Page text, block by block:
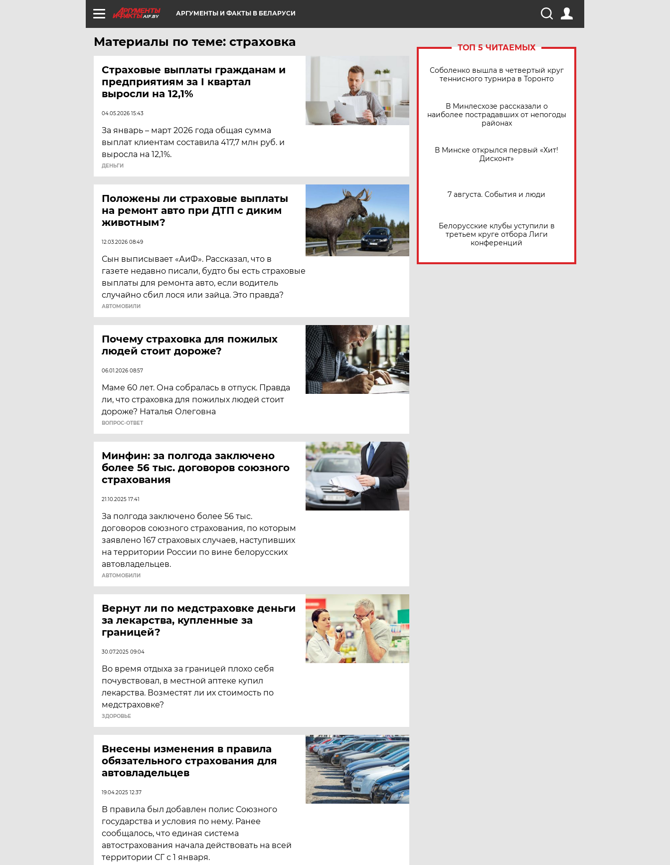
AIF.BY АРГУМЕНТЫ И ФАКТЫ В БЕЛАРУСИ
Материалы по теме: страховка
Страховые выплаты гражданам и
предприятиям за I квартал
выросли на 12,1%
04.05.2026 15:43
За январь – март 2026 года общая сумма
выплат клиентам составила 417,7 млн руб. и
выросла на 12,1%.
ДЕНЬГИ
Положены ли страховые выплаты
на ремонт авто при ДТП с диким
животным?
12.03.2026 08:49
Сын выписывает «АиФ». Рассказал, что в
газете недавно писали, будто бы есть страховые
выплаты для ремонта авто, если водитель
случайно сбил лося или зайца. Это правда?
АВТОМОБИЛИ
Почему страховка для пожилых
людей стоит дороже?
06.01.2026 08:57
Маме 60 лет. Она собралась в отпуск. Правда
ли, что страховка для пожилых людей стоит
дороже? Наталья Олеговна
ВОПРОС-ОТВЕТ
Минфин: за полгода заключено
более 56 тыс. договоров союзного
страхования
21.10.2025 17:41
За полгода заключено более 56 тыс.
договоров союзного страхования, по которым
заявлено 167 страховых случаев, наступивших
на территории России по вине белорусских
автовладельцев.
АВТОМОБИЛИ
Вернут ли по медстраховке деньги
за лекарства, купленные за
границей?
30.07.2025 09:04
Во время отдыха за границей плохо себя
почувствовал, в местной аптеке купил
лекарства. Возместят ли их стоимость по
медстраховке?
ЗДОРОВЬЕ
Внесены изменения в правила
обязательного страхования для
автовладельцев
19.04.2025 12:37
В правила был добавлен полис Союзного
государства и условия по нему. Ранее
сообщалось, что единая система
автострахования начала действовать на всей
территории СГ с 1 января.
ТОП 5 ЧИТАЕМЫХ
Соболенко вышла в четвертый круг
теннисного турнира в Торонто
В Минлесхозе рассказали о
наиболее пострадавших от непогоды
районах
В Минске открылся первый «Хит!
Дисконт»
7 августа. События и люди
Белорусские клубы уступили в
третьем круге отбора Лиги
конференций